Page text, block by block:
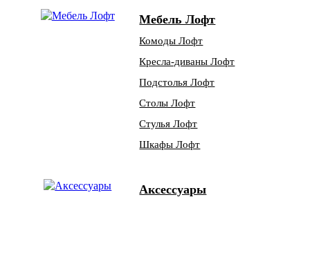
Мебель Лофт
Комоды Лофт
Кресла-диваны Лофт
Подстолья Лофт
Столы Лофт
Стулья Лофт
Шкафы Лофт
Аксессуары